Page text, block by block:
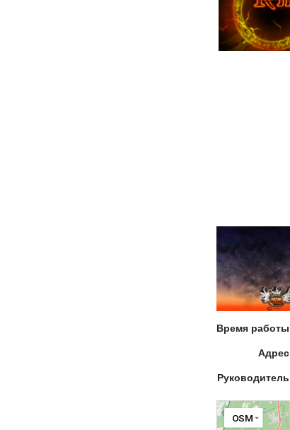
Время работы
Адрес
Руководитель
OSM